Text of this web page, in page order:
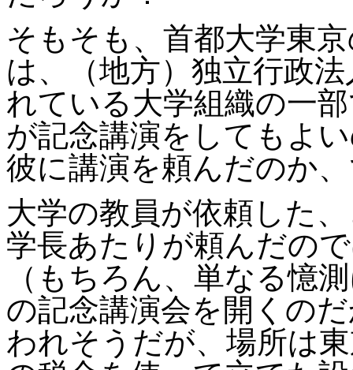
そもそも、首都大学東
は、（地方）独立行政
れている大学組織の一
が記念講演をしてもよ
彼に講演を頼んだのか
大学の教員が依頼した
学長あたりが頼んだの
（もちろん、単なる憶
の記念講演会を開くの
われそうだが、場所は